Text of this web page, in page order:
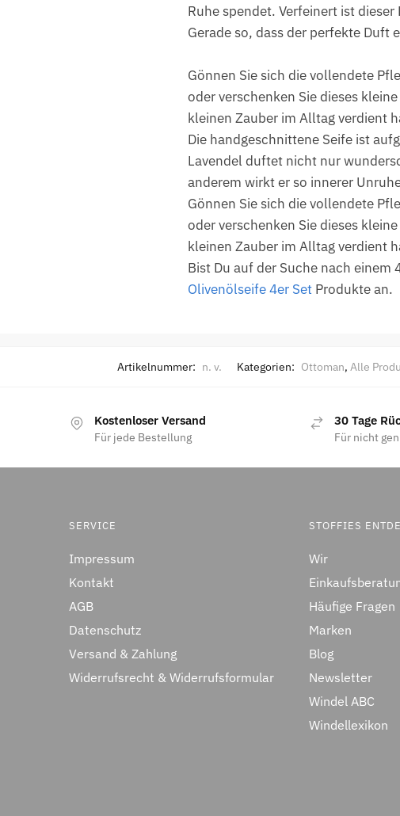
Ruhe spendet. Verfeinert ist
Gerade so, dass der perfekte
Gönnen Sie sich die vollendete
oder verschenken Sie dieses
kleinen Zauber im Alltag verdient
Die handgeschnittene Seife ist
Lavendel duftet nicht nur
anderem wirkt er so innerer
Gönnen Sie sich die vollendete
oder verschenken Sie dieses
kleinen Zauber im Alltag verdient
Bist Du auf der Suche nach einem
Olivenölseife 4er SetProdukte an.
Artikelnummer: n. v. Kategorien: Ottoman, Alle
Kostenloser Versand
Für jede Bestellung
30 Tage
Für nicht
SERVICE
Impressum
Kontakt
AGB
Datenschutz
Versand & Zahlung
Widerrufsrecht & Widerrufsformular
STOFFIES
Wir
Häufige Fragen
Marken
Blog
Newsletter
Windel ABC
Windellexikon